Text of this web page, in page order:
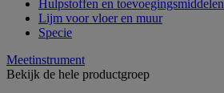
Hulpstoffen en toevoegingsmiddelen
Lijm voor vloer en muur
Specie
Meetinstrument
Bekijk de hele productgroep